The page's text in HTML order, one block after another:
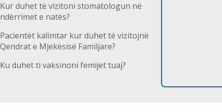
Kur duhet të vizitoni stomatologun në
ndërrimet e natës?
Pacientët kalimtar kur duhet të vizitojnë
Qendrat e Mjekësisë Familjare?
Ku duhet ti vaksinoni femijet tuaj?